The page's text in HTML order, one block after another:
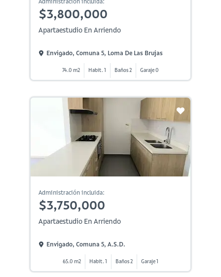
$3,800,000
Apartaestudio En Arriendo
Envigado, Comuna 5, Loma De Las Brujas
74.0 m2 Habit. 1 Baños 2 Garaje 0
Administración incluida:
$3,750,000
Apartaestudio En Arriendo
Envigado, Comuna 5, A.s.d.
65.0 m2 Habit. 1 Baños 2 Garaje 1